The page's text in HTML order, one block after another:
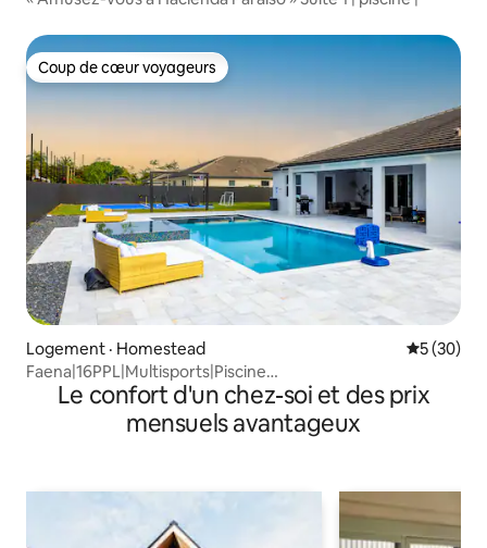
Coup de cœur voyageurs
Coup de cœur voyageurs
Logement · Homestead Note
5 (30)
Faena|16PPL|Multisports|Piscine
chaude|Cinéma|GymPlaygrou
Le confort d'un chez-soi et des prix
mensuels avantageux